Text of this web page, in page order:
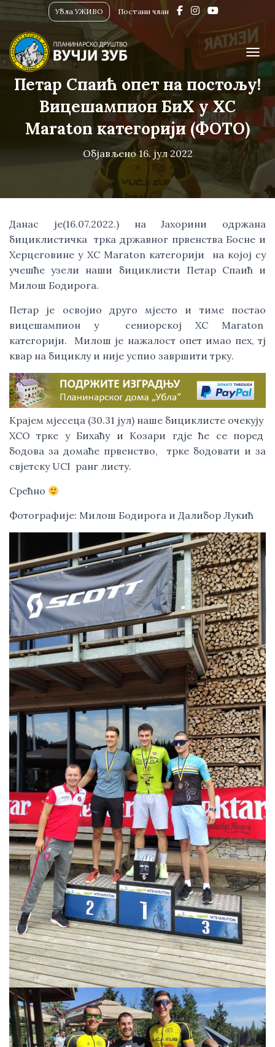
Убла УЖИВО Постани члан
Петар Спаић опет на постољу!
Вицешампион БиХ у XC
Мaraton категорији (ФОТО)
Објављено16. јул 2022
Данас је(16.07.2022.) на Јахорини одржана
бициклистичка трка државног првенства Босне и
Херцеговине у ХС Мaraton категорији на којој су
учешће узели наши бициклисти Петар Спаић и
Милош Бодирога.
Петар је освојио друго мјесто и тиме постао
вицешампион у сениорској ХС Мaraton
категорији. Милош је нажалост опет имао пех, тј
квар на бициклу и није успио завршити трку.
Крајем мјесеца (30.31 јул) наше бициклисте очекују
ХСО трке у Бихаћу и Козари гдје ће се поред
бодова за домаће првенство, трке бодовати и за
свјетску UCI ранг листу.
Срећно
Фотографије: Милош Бодирога и Далибор Лукић